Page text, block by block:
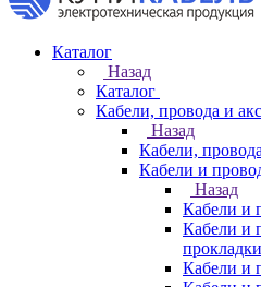
Каталог
Назад
Каталог
Кабели, провода и
Назад
Кабели,
Кабели и
Назад
Кабели и
Кабели и
прокладки
Кабели и